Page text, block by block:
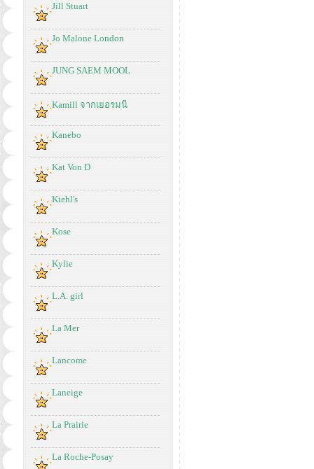
Jill Stuart
Jo Malone London
JUNG SAEM MOOL
Kamill จากเยอรมนี
Kanebo
Kat Von D
Kiehl's
Kose
Kylie
L.A. girl
La Mer
Lancome
Laneige
La Prairie
La Roche-Posay